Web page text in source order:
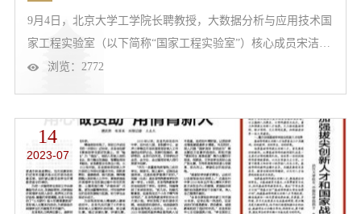
9月4日，北京大学工学院长聘教授，大数据分析与应用技术国
家工程实验室（以下简称“国家工程实验室”）核心成员宋洁，
北京大学工学院助理教授、国家工程实验室联聘研究员何冠
果。王剑晓研究员、哥伦比亚大学陈刘东为该成果共同一作，
通讯作者为清华大学鲁玺、斯坦福大学Chin-Woo Tan、何冠楠
研究员。该研究得到...
浏览： 2772
14
2023-07